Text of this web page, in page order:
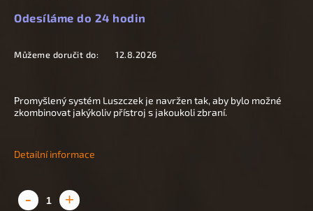
Odesíláme do 24 hodin
Můžeme doručit do: 12.8.2026
Promyšlený systém Luszczek je navržen tak, aby bylo možné
zkombinovat jakýkoliv přístroj s jakoukoli zbraní.
Detailní informace